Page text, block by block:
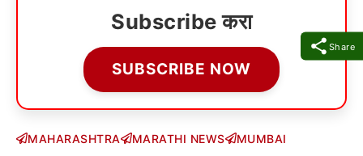
Share
Subscribe करा
SUBSCRIBE NOW
MAHARASHTRA MARATHI NEWS
MUMBAI